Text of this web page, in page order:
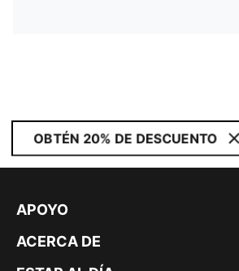
OBTÉN 20% DE DESCUENTO
APOYO
ACERCA DE